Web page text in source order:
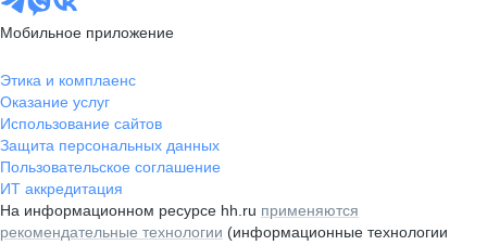
Мобильное приложение
Этика и комплаенс
Оказание услуг
Использование сайтов
Защита персональных данных
Пользовательское соглашение
ИТ аккредитация
На информационном ресурсе hh.ru применяются
рекомендательные технологии (информационные технологии